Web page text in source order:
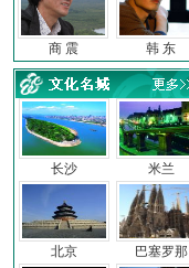
商 震 韩 东
长沙
北京
米兰
巴塞罗那